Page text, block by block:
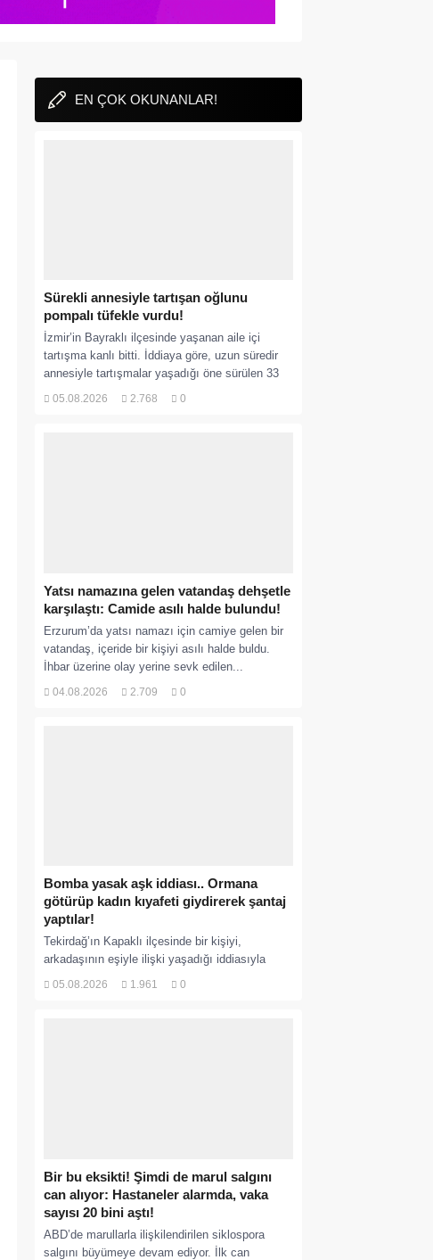
EN ÇOK OKUNANLAR!
Sürekli annesiyle tartışan oğlunu
pompalı tüfekle vurdu!
İzmir’in Bayraklı ilçesinde yaşanan aile içi
tartışma kanlı bitti. İddiaya göre, uzun süredir
annesiyle tartışmalar yaşadığı öne sürülen 33
yaşındaki...
05.08.2026 2.768 0
Yatsı namazına gelen vatandaş dehşetle
karşılaştı: Camide asılı halde bulundu!
Erzurum’da yatsı namazı için camiye gelen bir
vatandaş, içeride bir kişiyi asılı halde buldu.
İhbar üzerine olay yerine sevk edilen...
04.08.2026 2.709 0
Bomba yasak aşk iddiası.. Ormana
götürüp kadın kıyafeti giydirerek şantaj
yaptılar!
Tekirdağ’ın Kapaklı ilçesinde bir kişiyi,
arkadaşının eşiyle ilişki yaşadığı iddiasıyla
ormanlık alana götürerek zorla kadın kıyafetleri
05.08.2026 1.961 0
Bir bu eksikti! Şimdi de marul salgını
can alıyor: Hastaneler alarmda, vaka
sayısı 20 bini aştı!
ABD’de marullarla ilişkilendirilen siklospora
salgını büyümeye devam ediyor. İlk can